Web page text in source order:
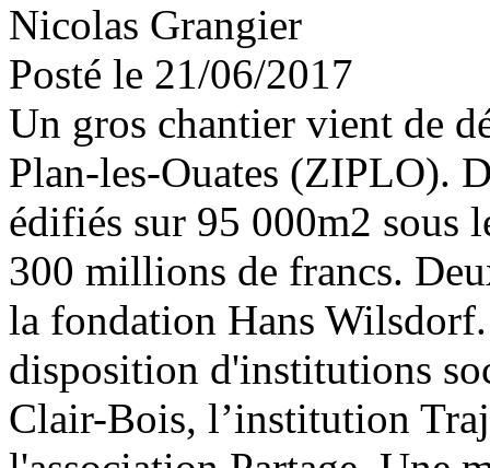
Nicolas Grangier
Posté le 21/06/2017
Un gros chantier vient de
Plan-les-Ouates (ZIPLO).
édifiés sur 95 000m2 sous
300 millions de francs.
la fondation Hans Wilsdorf.
disposition d'institutions
Clair-Bois, l’institution